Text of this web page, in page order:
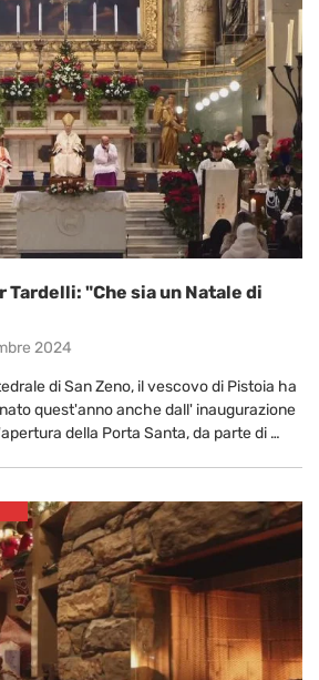
"Che sia un Natale di
2024
di San Zeno, il vescovo di Pistoia ha
quest'anno anche dall' inaugurazione
della Porta Santa, da parte di …